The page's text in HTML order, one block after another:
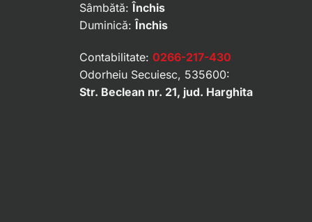
Sâmbătă: Închis
Duminică: Închis
Contabilitate: 0266-217-430
Odorheiu Secuiesc, 535600:
Str. Beclean nr. 21, jud. Harghita